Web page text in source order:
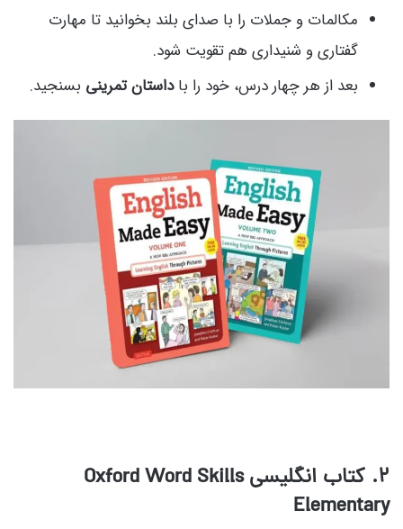
مکالمات و جملات را با صدای بلند بخوانید تا مهارت
گفتاری و شنیداری هم تقویت شود.
بعد از هر چهار درس، خود را باداستان تمرینی بسنجید.
۲. کتاب انگلیسی Oxford Word Skills
Elementary